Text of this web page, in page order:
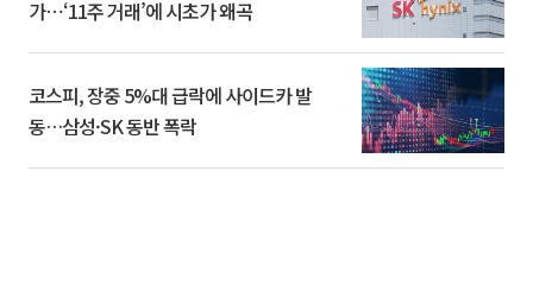
가⋯‘11주 거래’에 시초가 왜곡
코스피, 장중 5%대 급락에 사이드카 발
동…삼성·SK 동반 폭락